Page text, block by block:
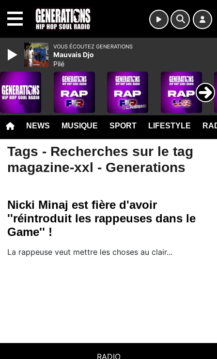
NEWS MUSIQUE SPORT LIFESTYLE
Tags - Recherches sur le tag
magazine-xxl - Generations
Nicki Minaj est fière d'avoir
''réintroduit les rappeuses dans le
Game'' !
La rappeuse veut mettre les choses au clair...
RADIO
VOUS ÉCOUTEZ GENERATIONS
Mauvais Djo
Pilé